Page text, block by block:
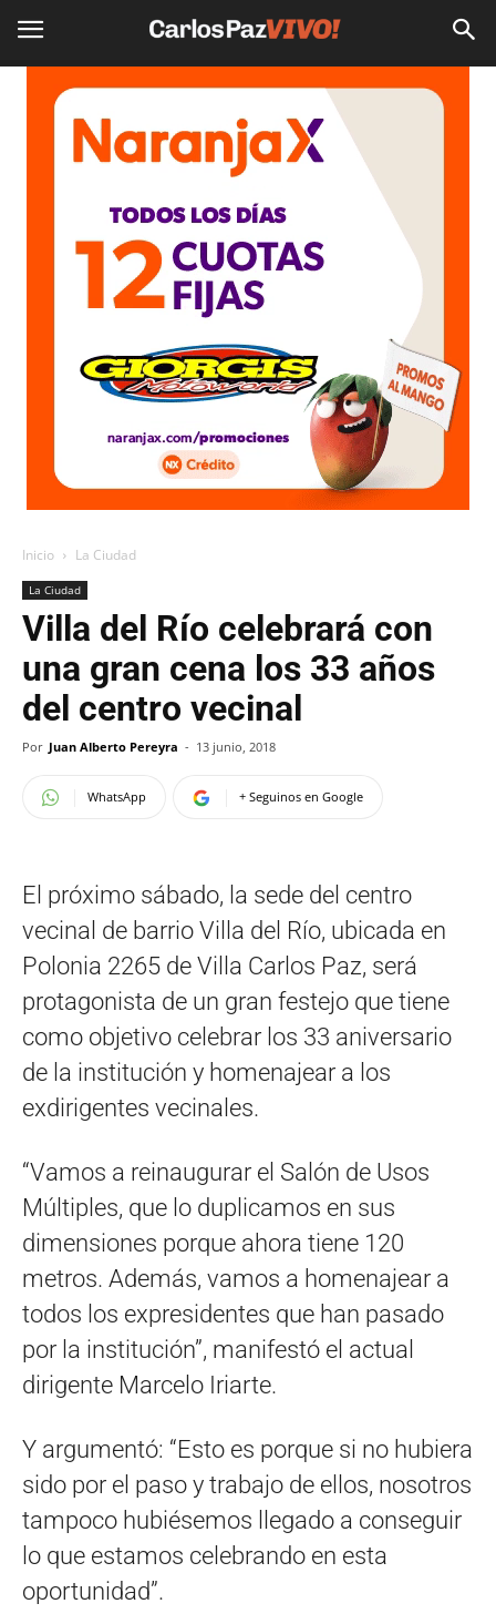
Inicio La Ciudad
La Ciudad
Villa del Río celebrará con
una gran cena los 33 años
del centro vecinal
Por Juan Alberto Pereyra - 13 junio, 2018
WhatsApp + Seguinos en Google
El próximo sábado, la sede del centro
vecinal de barrio Villa del Río, ubicada en
Polonia 2265 de Villa Carlos Paz, será
protagonista de un gran festejo que tiene
como objetivo celebrar los 33 aniversario
de la institución y homenajear a los
exdirigentes vecinales.
“Vamos a reinaugurar el Salón de Usos
Múltiples, que lo duplicamos en sus
dimensiones porque ahora tiene 120
metros. Además, vamos a homenajear a
todos los expresidentes que han pasado
por la institución”, manifestó el actual
dirigente Marcelo Iriarte.
Y argumentó: “Esto es porque si no hubiera
sido por el paso y trabajo de ellos, nosotros
tampoco hubiésemos llegado a conseguir
lo que estamos celebrando en esta
oportunidad”.